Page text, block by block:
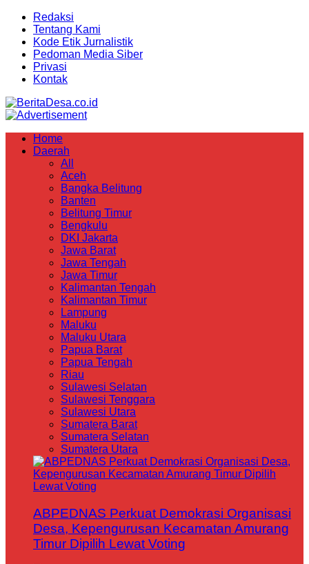
Redaksi
Tentang Kami
Kode Etik Jurnalistik
Pedoman Media Siber
Privasi
Kontak
Home
Daerah
All
Aceh
Bangka Belitung
Banten
Belitung Timur
Bengkulu
DKI Jakarta
Jawa Barat
Jawa Tengah
Jawa Timur
Kalimantan Tengah
Kalimantan Timur
Lampung
Maluku
Maluku Utara
Papua Barat
Papua Tengah
Riau
Sulawesi Selatan
Sulawesi Tenggara
Sulawesi Utara
Sumatera Barat
Sumatera Selatan
Sumatera Utara
ABPEDNAS Perkuat Demokrasi Organisasi
Desa, Kepengurusan Kecamatan Amurang
Timur Dipilih Lewat Voting